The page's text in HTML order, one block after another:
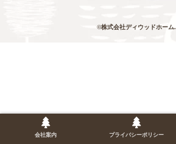
©株式会社ディウッドホーム.
会社案内 プライバシーポリシー